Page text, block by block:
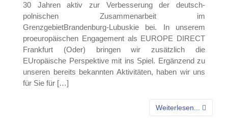
30 Jahren aktiv zur Verbesserung der deutsch-
polnischen Zusammenarbeit im
GrenzgebietBrandenburg-Lubuskie bei. In unserem
proeuropäischen Engagement als EUROPE DIRECT
Frankfurt (Oder) bringen wir zusätzlich die
EUropäische Perspektive mit ins Spiel. Ergänzend zu
unseren bereits bekannten Aktivitäten, haben wir uns
für Sie für […]
Weiterlesen...